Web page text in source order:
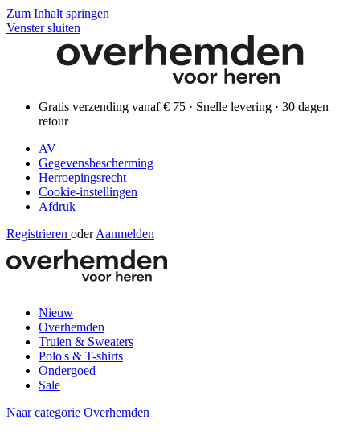
Zum Inhalt springen
Venster sluiten
Gratis verzending vanaf € 75 · Snelle levering · 30 dagen
retour
AV
Gegevensbescherming
Herroepingsrecht
Cookie-instellingen
Afdruk
Registrieren oder Aanmelden
Nieuw
Overhemden
Truien & Sweaters
Polo's & T-shirts
Ondergoed
Sale
Naar categorie Overhemden